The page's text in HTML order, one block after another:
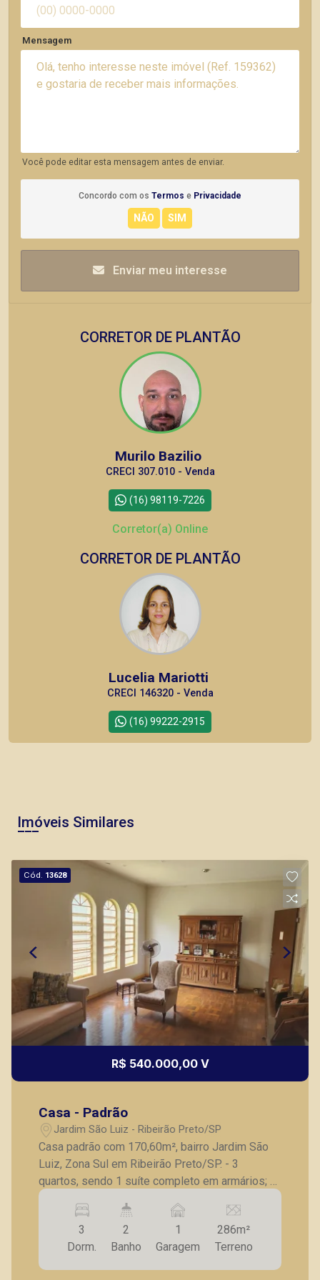
Mensagem
Você pode editar esta mensagem antes de enviar.
Concordo com os Termos e Privacidade
Enviar meu interesse
CORRETOR DE PLANTÃO
Murilo Bazilio
CRECI 307.010 - Venda
(16) 98119-7226
Corretor(a) Online
CORRETOR DE PLANTÃO
Lucelia Mariotti
CRECI 146320 - Venda
(16) 99222-2915
Fabiana Gonçalves
(16) 99799-9323
CORRETOR DE PLANTÃO
Fátima Spadaro
CORRETOR DE PLANTÃO
Bráulio Alvarez
Imóveis Similares
Cód. 13628
R$ 540.000,00 V
Casa - Padrão
Jardim São Luiz - Ribeirão Preto/SP
Casa padrão com 170,60m², bairro Jardim São
Luiz, Zona Sul em Ribeirão Preto/SP. - 3
quartos, sendo 1 suíte completo em armários; -
Banheiro social; - Sala para 2 ambientes; -
Cozinha com gabinete; - Despensa; -
Lavanderia; - Quintal; - 1 vaga de garagem. A
Piramid tem como objetivo atender seus
clientes com agilidade e segurança, em locação,
3
Dorm.
2
Banho
1
Garagem
286m²
Terreno